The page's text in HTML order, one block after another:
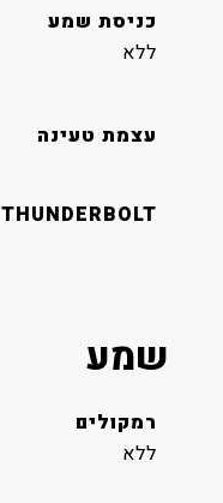
כניסת שמע
ללא
עצמת טעינה
THUNDERBOLT
שמע
רמקולים
ללא